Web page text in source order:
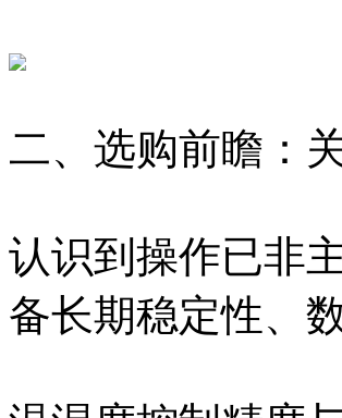
二、选购前瞻：
认识到操作已非
备长期稳定性、